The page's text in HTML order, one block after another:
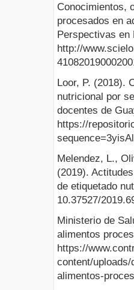
Conocimientos,
procesados en
Perspectivas en
http://
Loor, P. (2018).
nutricional por
docentes de
https://
Melendez, L.,
(2019).
de etiquetado
10.37527/
Ministerio de
alimentos
https://
content/
alimentos-